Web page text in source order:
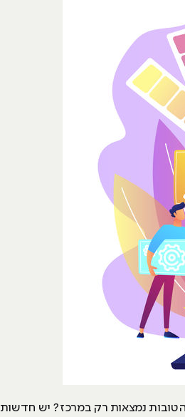
נמצאות רק במרכז? יש חדשות